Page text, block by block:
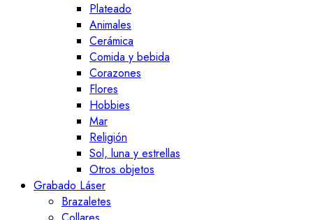
Plateado
Animales
Cerámica
Comida y bebida
Corazones
Flores
Hobbies
Mar
Religión
Sol, luna y estrellas
Otros objetos
Grabado Láser
Brazaletes